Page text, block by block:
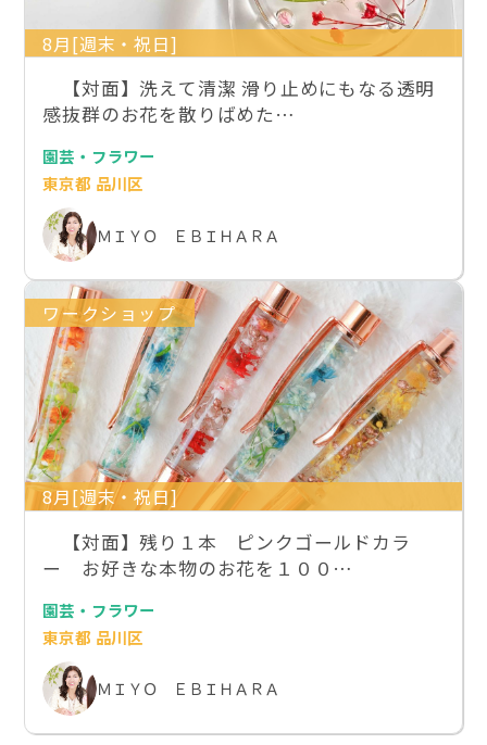
8月[週末・祝日]
【対面】洗えて清潔 滑り止めにもなる透明
感抜群のお花を散りばめた…
園芸・フラワー
東京都 品川区
ＭＩＹＯ ＥＢＩＨＡＲＡ
ワークショップ
8月[週末・祝日]
【対面】残り１本 ピンクゴールドカラ
ー お好きな本物のお花を１００…
園芸・フラワー
東京都 品川区
ＭＩＹＯ ＥＢＩＨＡＲＡ